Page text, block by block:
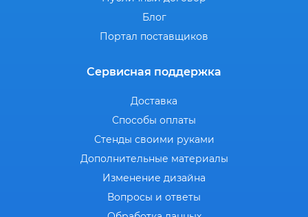
Блог
Портал поставщиков
Сервисная поддержка
Доставка
Способы оплаты
Стенды своими руками
Дополнительные материалы
Изменение дизайна
Вопросы и ответы